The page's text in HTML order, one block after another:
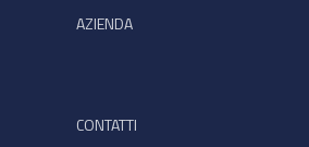
AZIENDA
CONTATTI